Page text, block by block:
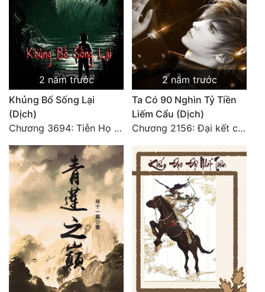
Cơ Trí
Sát Phạt Quyết Đoán
Điềm Đạm2 năm trước
Khủng Bố Sống Lại
(Dịch)
Chương 3694: Tiễn Họ Đoạn Đường Cuối - Hoàn
2 năm trước
Ta Có 90 Nghìn Tỷ Tiền
Liếm Cẩu (Dịch)
Chương 2156: Đại kết cục!!!